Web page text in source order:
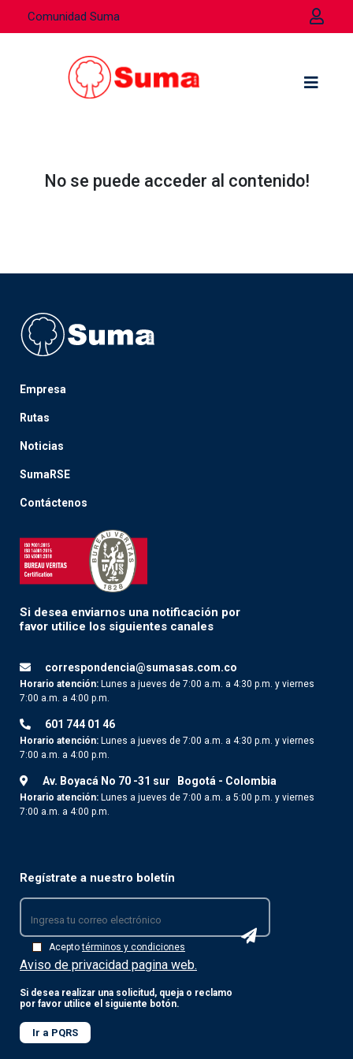
Comunidad Suma
No se puede acceder al contenido!
Empresa
Rutas
Noticias
SumaRSE
Contáctenos
Si desea enviarnos una notificación por
favor utilice los siguientes canales
correspondencia@sumasas.com.co
Horario atención: Lunes a jueves de 7:00 a.m. a 4:30 p.m. y viernes
7:00 a.m. a 4:00 p.m.
601 744 01 46
Horario atención: Lunes a jueves de 7:00 a.m. a 4:30 p.m. y viernes
7:00 a.m. a 4:00 p.m.
Av. Boyacá No 70 -31 sur Bogotá - Colombia
Horario atención: Lunes a jueves de 7:00 a.m. a 5:00 p.m. y viernes
7:00 a.m. a 4:00 p.m.
Regístrate a nuestro boletín
Aceptotérminos y condiciones
Aviso de privacidad pagina web.
Si desea realizar una solicitud, queja o reclamo
por favor utilice el siguiente botón.
Ir a PQRS